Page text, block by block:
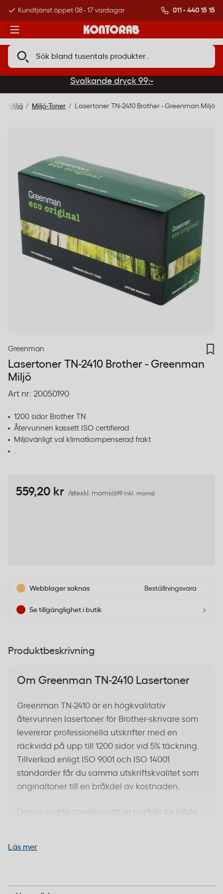
Kundtjänst öppet 08 - 17 vardagar Över 500 000
011 - 440 15 15
Svalkande dryck 99:-
Miljö Miljö-Toner Lasertoner TN-2410 Brother - Greenman Miljö
Greenman
Lasertoner TN-2410 Brother - Greenman
Miljö
Art nr: 20050190
1200 sidor Brother TN
Återvunnen kassett ISO certifierad
Miljövänligt val klimatkompenserad frakt
.
559,20 kr /stexkl. moms(699 inkl. moms)
Webblager saknas Beställningsvara
Se tillgänglighet i butik ›
Produktbeskrivning
Om Greenman TN-2410 Lasertoner
Greenman TN-2410 är en högkvalitativ
återvunnen lasertoner för Brother-skrivare som
levererar professionella utskrifter med en
räckvidd på upp till 1200 sidor vid 5% täckning.
Tillverkad enligt ISO 9001 och ISO 14001
standarder får du samma utskriftskvalitet som
originaltoner till en bråkdel av kostnaden.
Denna svarta tonerkassett är perfekt för både
där alla slitdelar byts ut och nya komponenter
Läs mer
Greenman